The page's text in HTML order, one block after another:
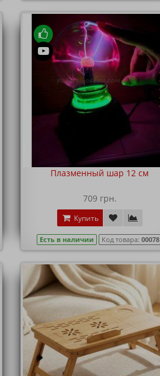
Плазменный шар 12 см
709 грн.
Купить
Есть в наличии Код товара:00078